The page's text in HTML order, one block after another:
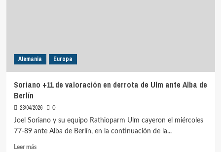
Alemania Europa
Soriano +11 de valoración en derrota de Ulm ante Alba de
Berlín
23/04/2026
0
Joel Soriano y su equipo Rathioparm Ulm cayeron el miércoles
77-89 ante Alba de Berlín, en la continuación de la...
Leer másLeer